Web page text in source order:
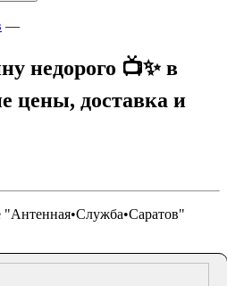
—
недорого 📺✨ в
цены, доставка и
"Антенная•Служба•Саратов"